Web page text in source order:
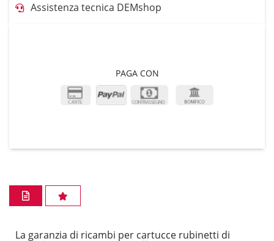
Assistenza tecnica DEMshop
PAGA CON
La garanzia di ricambi per cartucce rubinetti di